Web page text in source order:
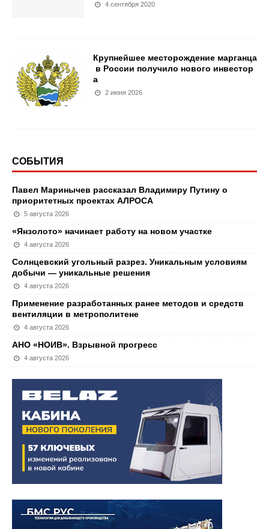
4 сентября 2020
Крупнейшее месторождение марганца
в России получило нового инвестор
а
2 июня 2026
СОБЫТИЯ
Павел Маринычев рассказал Владимиру Путину о
приоритетных проектах АЛРОСА
5 августа 2026
«Янзолото» начинает работу на новом участке
4 августа 2026
Солнцевский угольный разрез. Уникальным условиям
добычи — уникальные решения
4 августа 2026
Применение разработанных ранее методов и средств
вентиляции в метрополитене
4 августа 2026
АНО «НОИВ». Взрывной прогресс
4 августа 2026